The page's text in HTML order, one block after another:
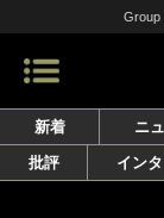
Group
新着 ニ
批評
イン